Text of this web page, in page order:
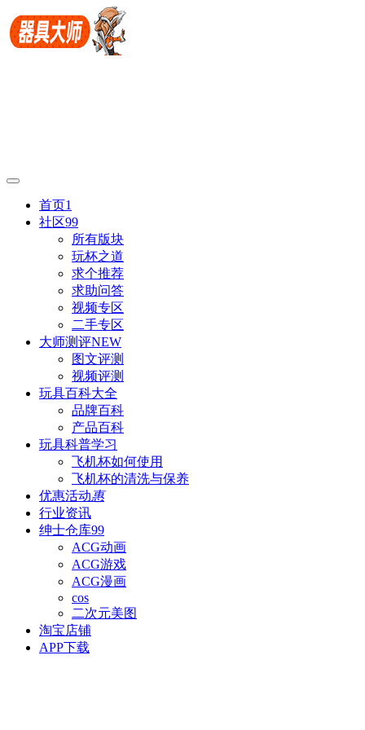
首页1
社区99
所有版块
玩杯之道
求个推荐
求助问答
视频专区
二手专区
大师测评NEW
图文评测
视频评测
玩具百科大全
品牌百科
产品百科
玩具科普学习
飞机杯如何使用
飞机杯的清洗与保养
优惠活动惠
行业资讯
绅士仓库99
ACG动画
ACG游戏
ACG漫画
cos
二次元美图
淘宝店铺
APP下载